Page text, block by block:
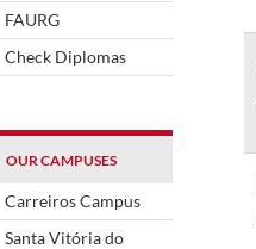
FAURG
Check Diplomas
OUR CAMPUSES
Carreiros Campus
Santa Vitória do